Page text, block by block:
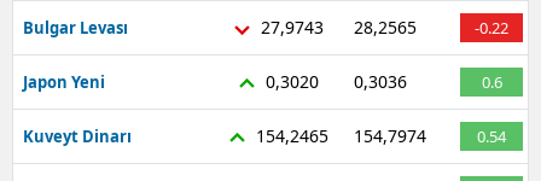
Bulgar Levası 27,9743 28,2565 -0.22
Japon Yeni 0,3020 0,3036 0.6
Kuveyt Dinarı 154,2465 154,7974 0.54